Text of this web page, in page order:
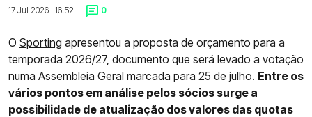
17 Jul 2026 | 16:52 |
0
O Sporting apresentou a proposta de orçamento para a
temporada 2026/27, documento que será levado a votação
numa Assembleia Geral marcada para 25 de julho. Entre os
vários pontos em análise pelos sócios surge a
possibilidade de atualização dos valores das quotas